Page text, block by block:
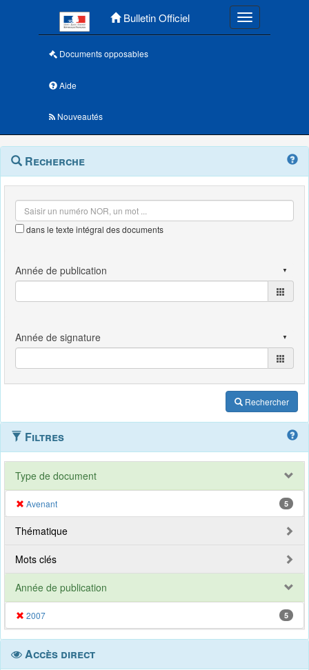
Bulletin Officiel Toggle
Documents opposables
Aide
Nouveautés
Navigation
outils
Menu
contextuel
Recherche
dans le texte intégral des documents
Rechercher
Filtres
Type de document
Avenant 5
Thématique
Mots clés
Année de publication
2007 5
Accès direct